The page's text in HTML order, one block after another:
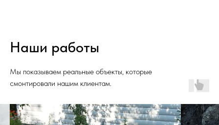
Наши работы
Мы показываем реальные объекты, которые
смонтировали нашим клиентам.